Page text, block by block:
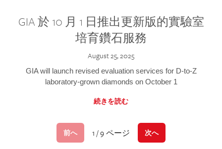
GIA 於 10 月 1 日推出更新版的實驗室
培育鑽石服務
August 25, 2025
GIA will launch revised evaluation services for D-to-Z
laboratory-grown diamonds on October 1
続きを読む
前へ 1 / 9 ページ 次へ